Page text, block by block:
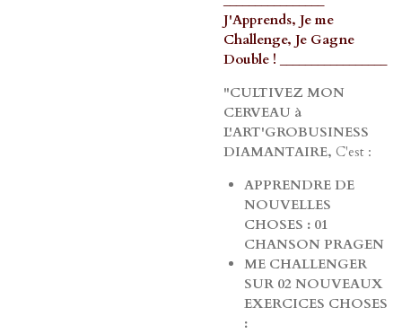
J'Apprends, Je me
Challenge, Je Gagne
Double ! _________________
"CULTIVEZ MON
CERVEAU à
L'ART'GROBUSINESS
DIAMANTAIRE, C'est :
APPRENDRE DE
NOUVELLES
CHOSES : 01
CHANSON PRAGEN
ME CHALLENGER
SUR 02 NOUVEAUX
EXERCICES CHOSES
: